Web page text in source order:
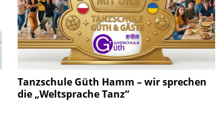
Tanzschule Güth Hamm – wir sprechen
die „Weltsprache Tanz“